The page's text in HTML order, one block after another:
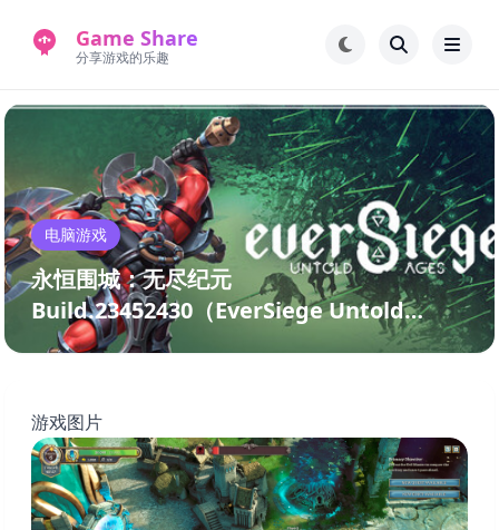
Game Share
分享游戏的乐趣
首页 电脑游戏
手机游戏 常见问题解答
新版游戏站 永久地址
电脑游戏
永恒围城：无尽纪元
Build.23452430（EverSiege Untold
Ages）免安装中文版
游戏图片